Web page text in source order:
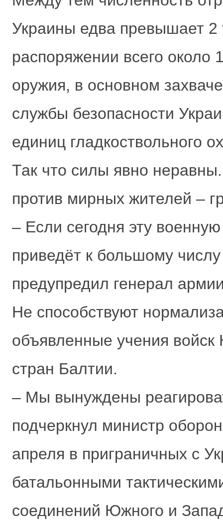
Украины едва превышает 2
распоряжении всего около
оружия, в основном
службы безопасности
единиц гладкоствольного
Так что силы явно
против мирных жителей –
– Если сегодня эту
приведёт к большому
предупредил генерал
Не способствуют
объявленные учения
стран Балтии.
– Мы вынуждены
подчеркнул министр
апреля в приграничных с
батальонными
соединений Южного и